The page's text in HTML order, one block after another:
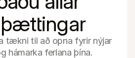
tækni til að opna fyrir nýjar
hámarka ferlana þína.